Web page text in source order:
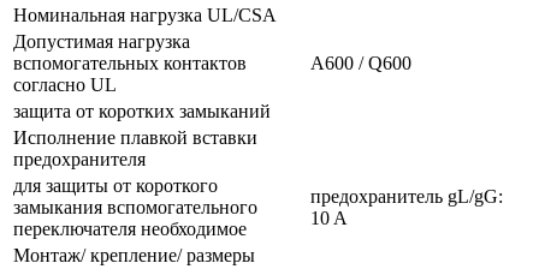
Номинальная нагрузка UL/CSA
Допустимая нагрузка
вспомогательных контактов
согласно UL
A600 / Q600
защита от коротких замыканий
Исполнение плавкой вставки
предохранителя
для защиты от короткого
замыкания вспомогательного
переключателя необходимое
предохранитель gL/gG:
10 A
Монтаж/ крепление/ размеры